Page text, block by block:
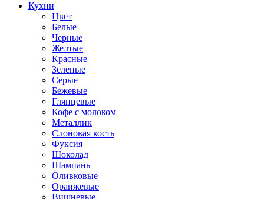
Кухни
Цвет
Белые
Черные
Желтые
Красные
Зеленые
Серые
Бежевые
Глянцевые
Кофе с молоком
Металлик
Слоновая кость
Фуксия
Шоколад
Шампань
Оливковые
Оранжевые
Вишневые